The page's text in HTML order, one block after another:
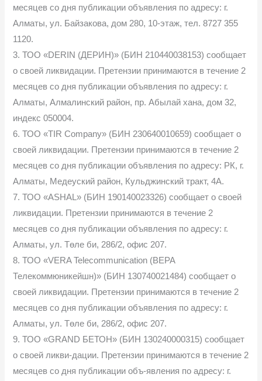
месяцев со дня публикации объявления по адресу: г.
Алматы, ул. Байзакова, дом 280, 10-этаж, тел. 8727 355
1120.
3. ТОО «DERIN (ДЕРИН)» (БИН 210440038153) сообщает
о своей ликвидации. Претензии принимаются в течение 2
месяцев со дня публикации объявления по адресу: г.
Алматы, Алмалинский район, пр. Абылай хана, дом 32,
индекс 050004.
6. ТОО «TIR Company» (БИН 230640010659) сообщает о
своей ликвидации. Претензии принимаются в течение 2
месяцев со дня публикации объявления по адресу: РК, г.
Алматы, Медеуский район, Кульджинский тракт, 4А.
7. ТОО «ASHAL» (БИН 190140023326) сообщает о своей
ликвидации. Претензии принимаются в течение 2
месяцев со дня публикации объявления по адресу: г.
Алматы, ул. Төле би, 286/2, офис 207.
8. ТОО «VERA Telecommunication (ВЕРА
Телекоммюникейшн)» (БИН 130740021484) сообщает о
своей ликвидации. Претензии принимаются в течение 2
месяцев со дня публикации объявления по адресу: г.
Алматы, ул. Төле би, 286/2, офис 207.
9. ТОО «GRAND БЕТОН» (БИН 130240000315) сообщает
о своей ликви-дации. Претензии принимаются в течение 2
месяцев со дня публикации объ-явления по адресу: г.